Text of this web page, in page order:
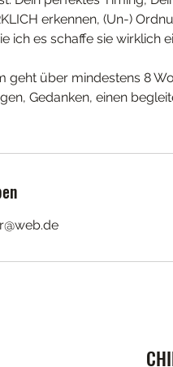
erkennen, (Un-)
ich es schaffe sie wirklich
geht über mindestens 8
Gedanken, einen